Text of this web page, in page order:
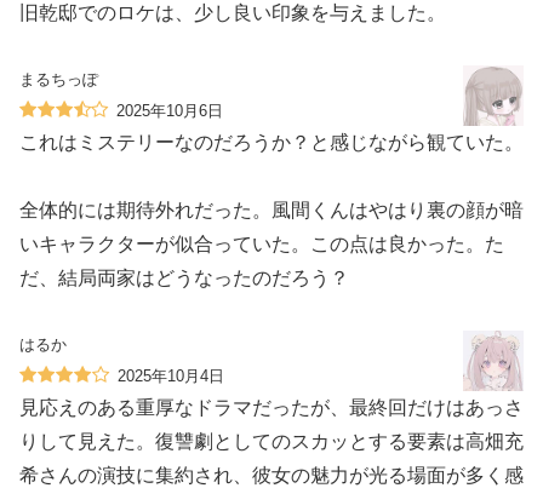
旧乾邸でのロケは、少し良い印象を与えました。
まるちっぽ
2025年10月6日
これはミステリーなのだろうか？と感じながら観ていた。
全体的には期待外れだった。風間くんはやはり裏の顔が暗
いキャラクターが似合っていた。この点は良かった。た
だ、結局両家はどうなったのだろう？
はるか
2025年10月4日
見応えのある重厚なドラマだったが、最終回だけはあっさ
りして見えた。復讐劇としてのスカッとする要素は高畑充
希さんの演技に集約され、彼女の魅力が光る場面が多く感